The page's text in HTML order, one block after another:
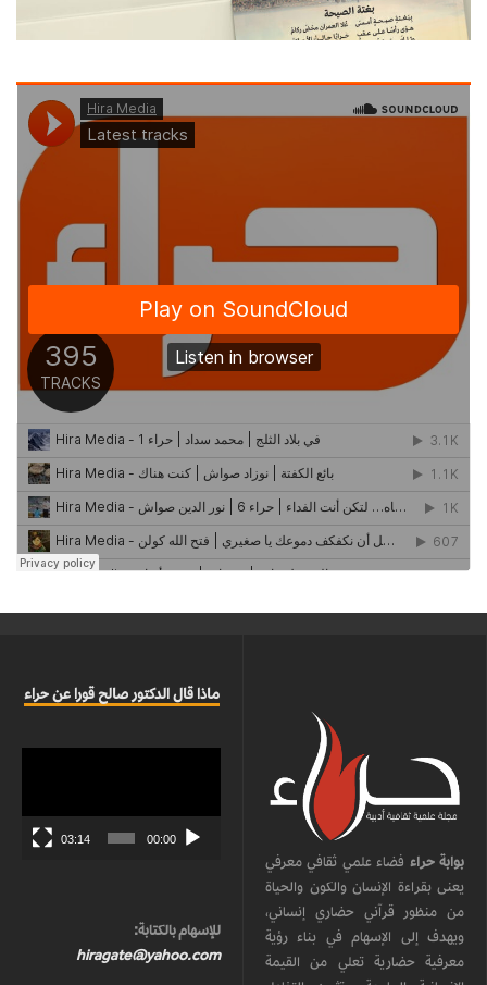
بوابة حراء فضاء علمي ثقافي معرفي
يعنى بقراءة الإنسان والكون والحياة
من منظور قرآني حضاري إنساني،
ويهدف إلى الإسهام في بناء رؤية
معرفية حضارية تعلي من القيمة
ماذا قال الدكتور صالح قورا عن حراء
00:00
03:14
للإسهام بالكتابة:
hiragate@yahoo.com